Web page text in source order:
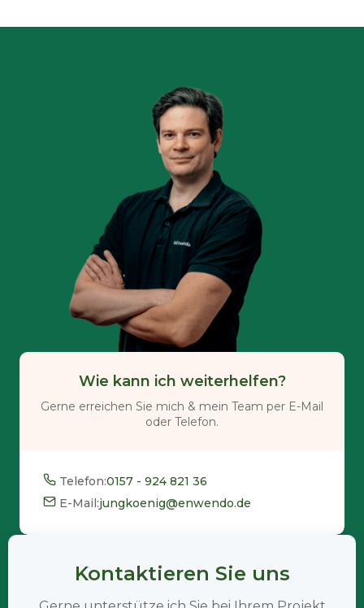
Wie kann ich weiterhelfen?
Gerne erreichen Sie mich & mein Team per E-Mail
oder Telefon.
Telefon:0157 - 924 821 36
E-Mail:jungkoenig@enwendo.de
Kontaktieren Sie uns